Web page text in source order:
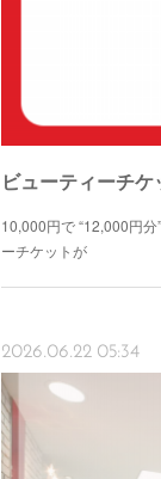
ビューティーチ
10,000円で “12,000円
ーチケットが
2026.06.22 05:34